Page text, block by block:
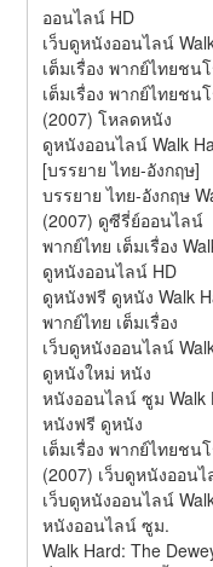
ออนไลน์ HD
เว็บดูหนังออนไลน์
เต็มเรื่อง พากย์ไทยชน
เต็มเรื่อง พากย์ไทยชน
(2007) โหลดหนัง
ดูหนังออนไลน์ Walk
[บรรยาย ไทย-อังกฤษ]
บรรยาย ไทย-อังกฤษ
(2007) ดูซีรี่ย์ออนไลน์
พากย์ไทย เต็มเรื่อง
ดูหนังออนไลน์ HD
ดูหนังฟรี ดูหนัง Walk
พากย์ไทย เต็มเรื่อง
เว็บดูหนังออนไลน์
ดูหนังใหม่ หนัง
หนังออนไลน์ ซูม Walk
หนังฟรี ดูหนัง
เต็มเรื่อง พากย์ไทยชน
(2007) เว็บดูหนังออน
เว็บดูหนังออนไลน์
หนังออนไลน์ ซูม.
Walk Hard: The